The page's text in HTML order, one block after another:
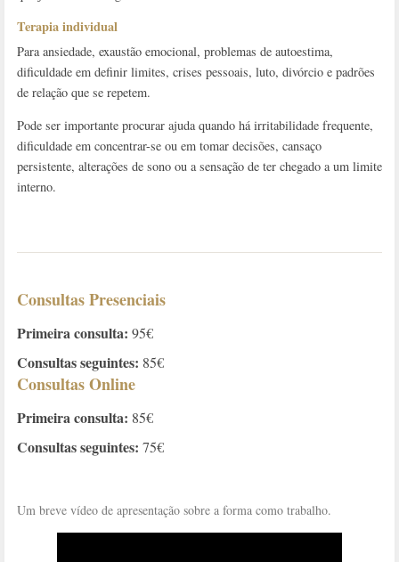
Terapia individual
Para ansiedade, exaustão emocional, problemas de autoestima,
dificuldade em definir limites, crises pessoais, luto, divórcio e padrões
de relação que se repetem.
Pode ser importante procurar ajuda quando há irritabilidade frequente,
dificuldade em concentrar-se ou em tomar decisões, cansaço
persistente, alterações de sono ou a sensação de ter chegado a um limite
interno.
Consultas Presenciais
Primeira consulta: 95€
Consultas seguintes: 85€
Consultas Online
Primeira consulta: 85€
Consultas seguintes: 75€
Um breve vídeo de apresentação sobre a forma como trabalho.